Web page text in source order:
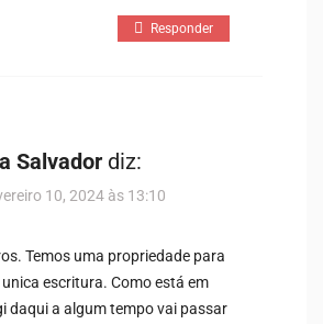
Responder
Salvador diz:
10, 2024 às 13:10
Temos uma propriedade para
escritura. Como está em
daqui a algum tempo vai passar